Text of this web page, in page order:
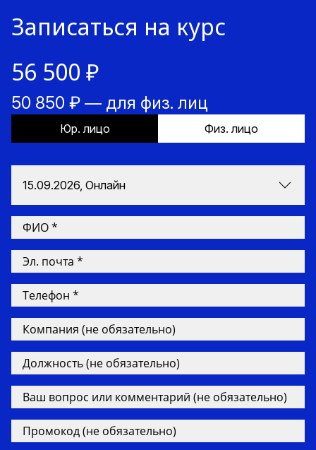
Записаться на курс
56 500 ₽
50 850 ₽ — для физ. лиц
Юр. лицо Физ. лицо
15.09.2026, Онлайн